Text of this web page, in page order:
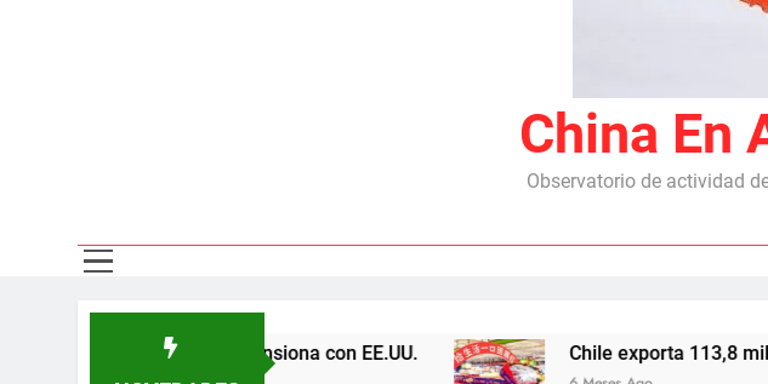
China En
Observatorio de actividad
represas y tensiona con EE.UU. Chile exporta 113,8 millones de